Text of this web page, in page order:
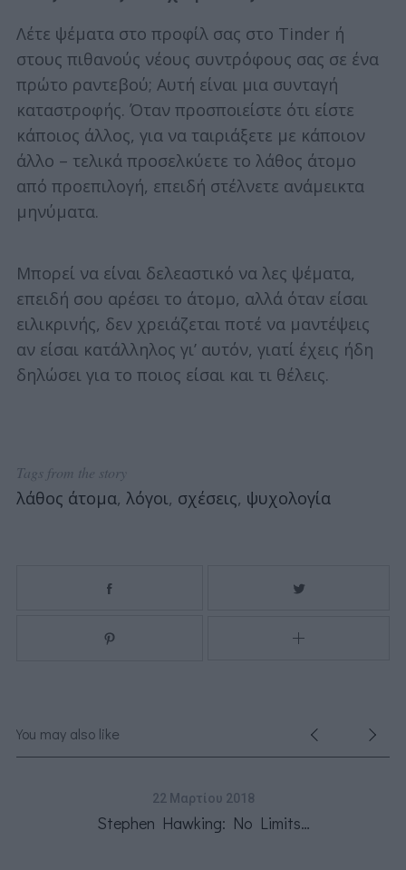
Λέτε ψέματα στο προφίλ σας στο Tinder ή
στους πιθανούς νέους συντρόφους σας σε ένα
πρώτο ραντεβού; Αυτή είναι μια συνταγή
καταστροφής. Όταν προσποιείστε ότι είστε
κάποιος άλλος, για να ταιριάξετε με κάποιον
άλλο – τελικά προσελκύετε το λάθος άτομο
από προεπιλογή, επειδή στέλνετε ανάμεικτα
μηνύματα.
Μπορεί να είναι δελεαστικό να λες ψέματα,
επειδή σου αρέσει το άτομο, αλλά όταν είσαι
ειλικρινής, δεν χρειάζεται ποτέ να μαντέψεις
αν είσαι κατάλληλος γι’ αυτόν, γιατί έχεις ήδη
δηλώσει για το ποιος είσαι και τι θέλεις.
Tags from the story
λάθος άτομα, λόγοι, σχέσεις, ψυχολογία
You may also like
22 Μαρτίου 2018
Stephen Hawking: No Limits…